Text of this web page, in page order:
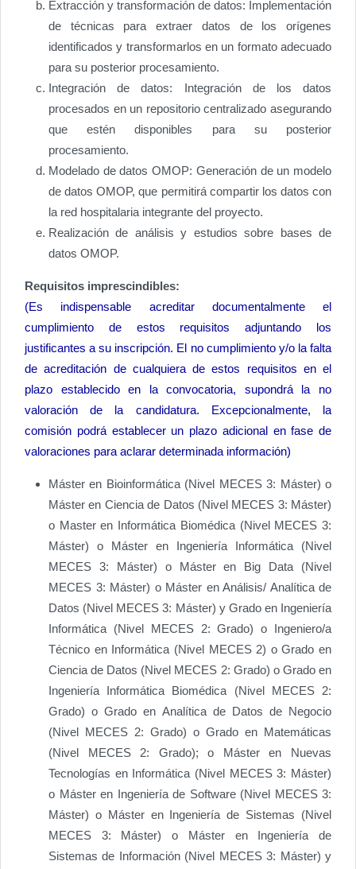
Extracción y transformación de datos: Implementación
de técnicas para extraer datos de los orígenes
identificados y transformarlos en un formato adecuado
para su posterior procesamiento.
Integración de datos: Integración de los datos
procesados en un repositorio centralizado asegurando
que estén disponibles para su posterior
procesamiento.
Modelado de datos OMOP: Generación de un modelo
de datos OMOP, que permitirá compartir los datos con
la red hospitalaria integrante del proyecto.
Realización de análisis y estudios sobre bases de
datos OMOP.
Requisitos imprescindibles:
(Es indispensable acreditar documentalmente el
cumplimiento de estos requisitos adjuntando los
justificantes a su inscripción. El no cumplimiento y/o la falta
de acreditación de cualquiera de estos requisitos en el
plazo establecido en la convocatoria, supondrá la no
valoración de la candidatura. Excepcionalmente, la
comisión podrá establecer un plazo adicional en fase de
valoraciones para aclarar determinada información)
Máster en Bioinformática (Nivel MECES 3: Máster) o
Máster en Ciencia de Datos (Nivel MECES 3: Máster)
o Master en Informática Biomédica (Nivel MECES 3:
Máster) o Máster en Ingeniería Informática (Nivel
MECES 3: Máster) o Máster en Big Data (Nivel
MECES 3: Máster) o Máster en Análisis/ Analítica de
Datos (Nivel MECES 3: Máster) y Grado en Ingeniería
Informática (Nivel MECES 2: Grado) o Ingeniero/a
Técnico en Informática (Nivel MECES 2) o Grado en
Ciencia de Datos (Nivel MECES 2: Grado) o Grado en
Ingeniería Informática Biomédica (Nivel MECES 2:
Grado) o Grado en Analítica de Datos de Negocio
(Nivel MECES 2: Grado) o Grado en Matemáticas
(Nivel MECES 2: Grado); o Máster en Nuevas
Tecnologías en Informática (Nivel MECES 3: Máster)
o Máster en Ingeniería de Software (Nivel MECES 3:
Máster) o Máster en Ingeniería de Sistemas (Nivel
MECES 3: Máster) o Máster en Ingeniería de
Sistemas de Información (Nivel MECES 3: Máster) y